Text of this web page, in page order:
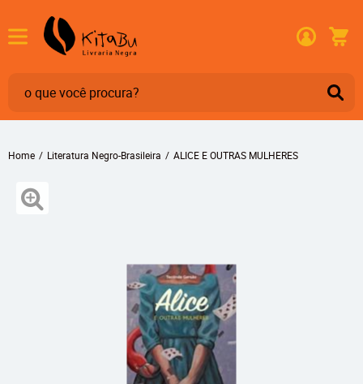
Home Literatura Negro-Brasileira ALICE E OUTRAS MULHERES